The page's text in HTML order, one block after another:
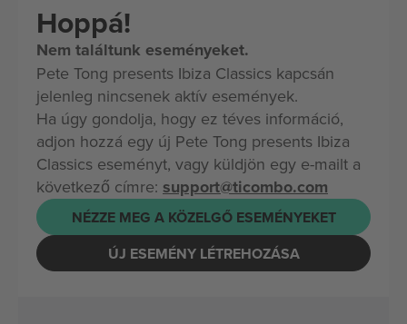
Hoppá!
Nem találtunk eseményeket.
Pete Tong presents Ibiza Classics kapcsán
jelenleg nincsenek aktív események.
Ha úgy gondolja, hogy ez téves információ,
adjon hozzá egy új Pete Tong presents Ibiza
Classics eseményt, vagy küldjön egy e-mailt a
következő címre: support@ticombo.com
NÉZZE MEG A KÖZELGŐ ESEMÉNYEKET
ÚJ ESEMÉNY LÉTREHOZÁSA